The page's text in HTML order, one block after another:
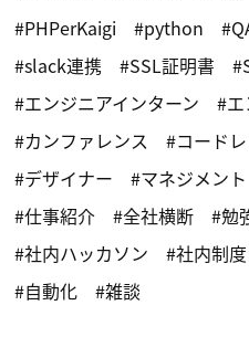
PHPerKaigi
python
slack連携
SSL証明書
エンジニアインターン
カンファレンス
コード
デザイナー
マネジメント
仕事紹介
全社横断 勉
社内ハッカソン
社内制度
自動化
雑談